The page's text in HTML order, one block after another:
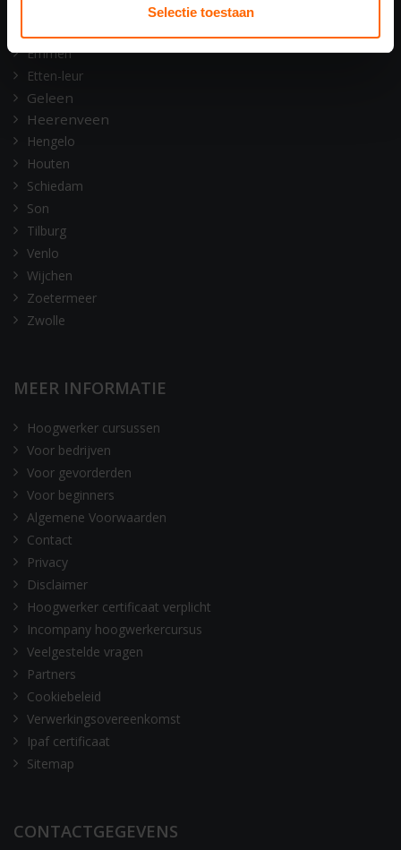
Selectie toestaan
Emmen
Etten-leur
Geleen
Heerenveen
Hengelo
Houten
Schiedam
Son
Tilburg
Venlo
Wijchen
Zoetermeer
Zwolle
MEER INFORMATIE
Hoogwerker cursussen
Voor bedrijven
Voor gevorderden
Voor beginners
Algemene Voorwaarden
Contact
Privacy
Disclaimer
Hoogwerker certificaat verplicht
Incompany hoogwerkercursus
Veelgestelde vragen
Partners
Cookiebeleid
Verwerkingsovereenkomst
Ipaf certificaat
Sitemap
CONTACTGEGEVENS